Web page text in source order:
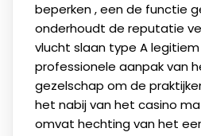
beperken , een de functie
onderhoudt de reputatie
vlucht slaan type A legitiem
professionele aanpak van
gezelschap om de
het nabij van het casino
omvat hechting van het